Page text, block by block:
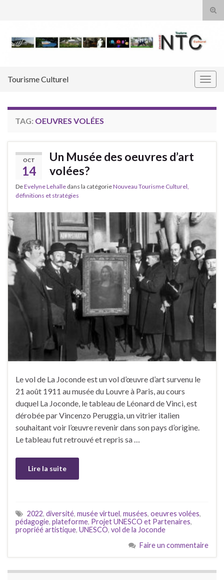
Tourisme Culturel
TAG: OEUVRES VOLÉES
OCT
14
Un Musée des oeuvres d’art
volées?
DeEvelyne Lehalle dans la catégorieNouveau Tourisme Culturel,
définitions et stratégies
Le vol de La Joconde est un vol d’œuvre d’art survenu le
21 août 1911 au musée du Louvre à Paris, au cours
duquel La Joconde, le tableau de Léonard de Vinci, est
dérobée par Vincenzo Peruggia, un vitrier italien
souhaitant voir l’œuvre revenir dans son pays d’origine.
Le tableau fut retrouvé et repris sa …
Lire la suite
2022, diversité, musée virtuel, musées, oeuvres volées,
pédagogie, plateforme, Projet UNESCO et Partenaires,
propriéé artistique, UNESCO, vol de la Joconde
Faire un commentaire